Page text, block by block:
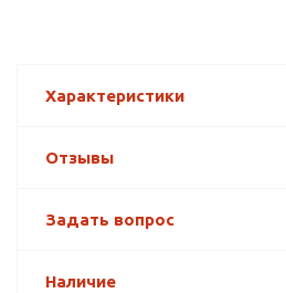
Характеристики
Отзывы
Задать вопрос
Наличие